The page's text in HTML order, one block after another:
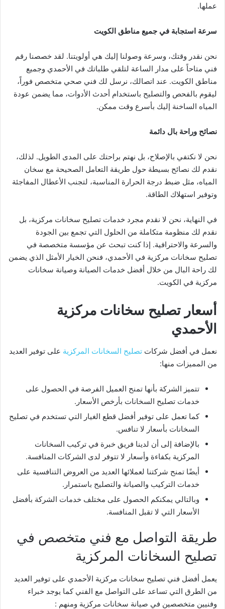
عملها.
سرعة استجابة في جميع مناطق الكويت
نحن نقدر وقتك، وسرعة وصولنا إليك هي أولويتنا. لقد خصصنا رقم
فني متاحاً على مدار الساعة لتلقي طلباتك في الأحمدي وجميع
مناطق الكويت. عند اتصالك، نرسل لك فني صحي متخصص فوراً،
ليقوم بالفحص والتصليح باستخدام أحدث الأدوات، مما يضمن عودة
المياه الساخنة إليك بأسرع وقت ممكن.
نصائح وراحة بال دائمة
نحن لا نكتفي بالإصلاح، بل نهتم براحتك على المدى الطويل. لذلك،
نقدم لك نصائح بسيطة حول طريقة التعامل الصحيحة مع سخان
المياه، مثل ضبط درجة الحرارة المناسبة، لتجنب الأعطال المفاجئة
وتوفير استهلاك الطاقة.
في النهاية، نحن لا نقدم مجرد خدمات تصليح سخانات مركزية، بل
نقدم لك منظومة متكاملة من الحلول التي تجمع بين الجودة
والسرعة والاحترافية. إذا كنت تبحث عن مؤسسة متخصصة في
تصليح سخانات مركزية في الأحمدي، فنحن الخيار الأمثل الذي يضمن
لك راحة البال من خلال أفضل خدمات الصيانة وصيانة سخانات
مركزية في الكويت.
أسعار تصليح سخانات مركزية
الأحمدي
نعمل في أفضل شركات تصليح السخانات المركزية على توفير العديد
من المميزات منها:
تتميز الشركة بأنها تمنح العميل الفرصة في الحصول على
خدمات تصليح السخانات بأرخص الأسعار.
كما تعمل على توفير أفضل قطع الغيار التي تستخدم في تصليح
السخانات بأسعار لا تنافس.
بالإضافة إلى أن لدينا فريق خبرة في تركيب السخانات
المركزية بكفاءة وأسعار لا تتوفر لدى الشركات المنافسة.
أيضًا تمنح شركتنا لعملائها العديد من العروض التنافسية على
خدمات التركيب والصيانة والتصليح باستمرار.
وبالتالي يمكنكم الحصول على مختلف خدمات الشركة بأفضل
الأسعار التي لا تقبل المنافسة.
طريقة التواصل مع فني متخصص في
تصليح السخانات المركزية
يعمل أفضل فني تصليح سخانات مركزية الأحمدي على توفير العديد
من الطرق التي تساعد على التواصل مع الفني كما يوجد خبراء
وفنيين متخصصين في صيانة سخانات مركزية ومنهم :